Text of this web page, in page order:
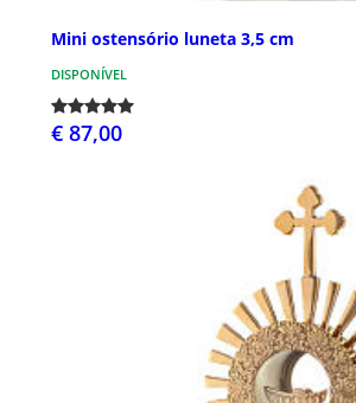
Mini ostensório luneta 3,5 cm
DISPONÍVEL
€ 87,00